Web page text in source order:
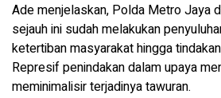
Ade menjelaskan, Polda Metro Jaya
sejauh ini sudah melakukan
ketertiban masyarakat hingga
Represif penindakan dalam upaya
meminimalisir terjadinya tawuran.